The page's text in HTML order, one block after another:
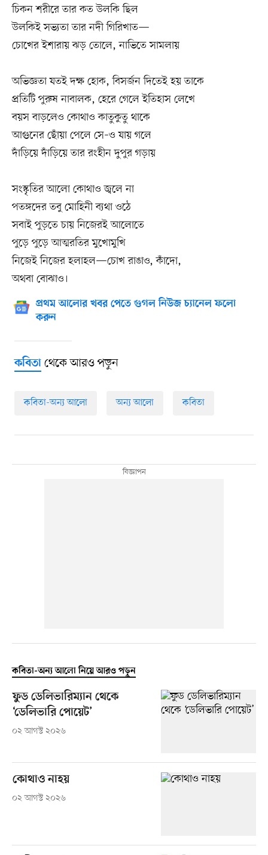
চিকন শরীরে তার কত উলকি ছিল
উলকিই সভ্যতা তার নদী গিরিখাত—
চোখের ইশারায় ঝড় তোলে, নাভিতে সামলায়
অভিজ্ঞতা যতই দক্ষ হোক, বিসর্জন দিতেই হয় তাকে
প্রতিটি পুরুষ নাবালক, হেরে গেলে ইতিহাস লেখে
বয়স বাড়লেও কোথাও কাতুকুতু থাকে
আগুনের ছোঁয়া পেলে সে–ও যায় গলে
দাঁড়িয়ে দাঁড়িয়ে তার রংহীন দুপুর গড়ায়
সংস্কৃতির আলো কোথাও জ্বলে না
পতঙ্গদের তবু মোহিনী ব্যথা ওঠে
সবাই পুড়তে চায় নিজেরই আলোতে
পুড়ে পুড়ে আত্মরতির মুখোমুখি
নিজেই নিজের হলাহল—চোখ রাঙাও, কাঁদো,
অথবা বোঝাও।
প্রথম আলোর খবর পেতে গুগল নিউজ চ্যানেল ফলো
করুন
কবিতাথেকে আরও পড়ুন
কবিতা-অন্য আলো অন্য আলো কবিতা
কবিতা-অন্য আলো নিয়ে আরও পড়ুন
ফুড ডেলিভারিম্যান থেকে
‘ডেলিভারি পোয়েট’
০২ আগস্ট ২০২৬
কোথাও নাহয়
০২ আগস্ট ২০২৬